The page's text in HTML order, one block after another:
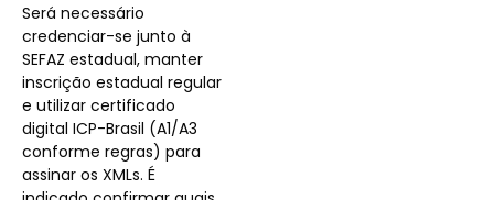
Será necessário
credenciar-se junto à
SEFAZ estadual, manter
inscrição estadual regular
e utilizar certificado
digital ICP-Brasil (A1/A3
conforme regras) para
assinar os XMLs. É